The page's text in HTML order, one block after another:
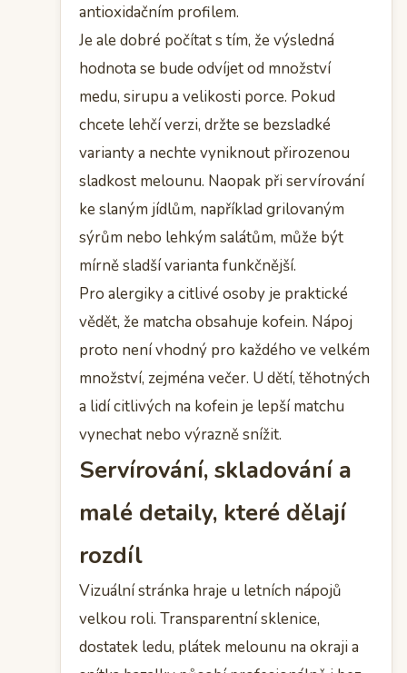
antioxidačním profilem.
Je ale dobré počítat s tím, že výsledná
hodnota se bude odvíjet od množství
medu, sirupu a velikosti porce. Pokud
chcete lehčí verzi, držte se bezsladké
varianty a nechte vyniknout přirozenou
sladkost melounu. Naopak při servírování
ke slaným jídlům, například grilovaným
sýrům nebo lehkým salátům, může být
mírně sladší varianta funkčnější.
Pro alergiky a citlivé osoby je praktické
vědět, že matcha obsahuje kofein. Nápoj
proto není vhodný pro každého ve velkém
množství, zejména večer. U dětí, těhotných
a lidí citlivých na kofein je lepší matchu
vynechat nebo výrazně snížit.
Servírování, skladování a
malé detaily, které dělají
rozdíl
Vizuální stránka hraje u letních nápojů
velkou roli. Transparentní sklenice,
dostatek ledu, plátek melounu na okraji a